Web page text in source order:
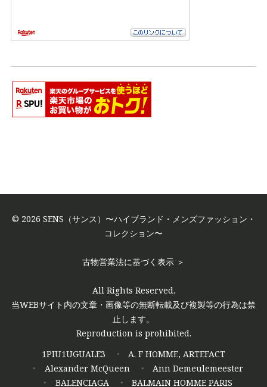
© 2026 SENS（サンス）〜ハイブランド・メンズファッション・
コレクション〜
古物営業法に基づく表示 ＞
All Rights Reserved.
当WEBサイト内の文章・画像等の無断転載及び複製等の行為は禁
止します。
Reproduction is prohibited.
1PIU1UGUALE3
A. F HOMME, ARTEFACT
Alexander McQueen
Ann Demeulemeester
BALENCIAGA
BALMAIN HOMME PARIS